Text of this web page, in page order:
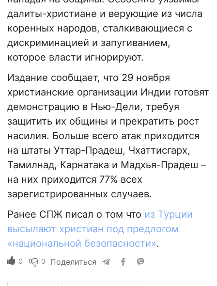
далиты-христиане и верующие из числа
коренных народов, сталкивающиеся с
дискриминацией и запугиванием,
которое власти игнорируют.
Издание сообщает, что 29 ноября
христианские организации Индии готовят
демонстрацию в Нью-Дели, требуя
защитить их общины и прекратить рост
насилия. Больше всего атак приходится
на штаты Уттар-Прадеш, Чхаттисгарх,
Тамилнад, Карнатака и Мадхья-Прадеш –
на них приходится 77% всех
зарегистрированных случаев.
Ранее СПЖ писал о том что из Турции
высылают христиан под предлогом
«национальной безопасности».
0 0 Поделиться